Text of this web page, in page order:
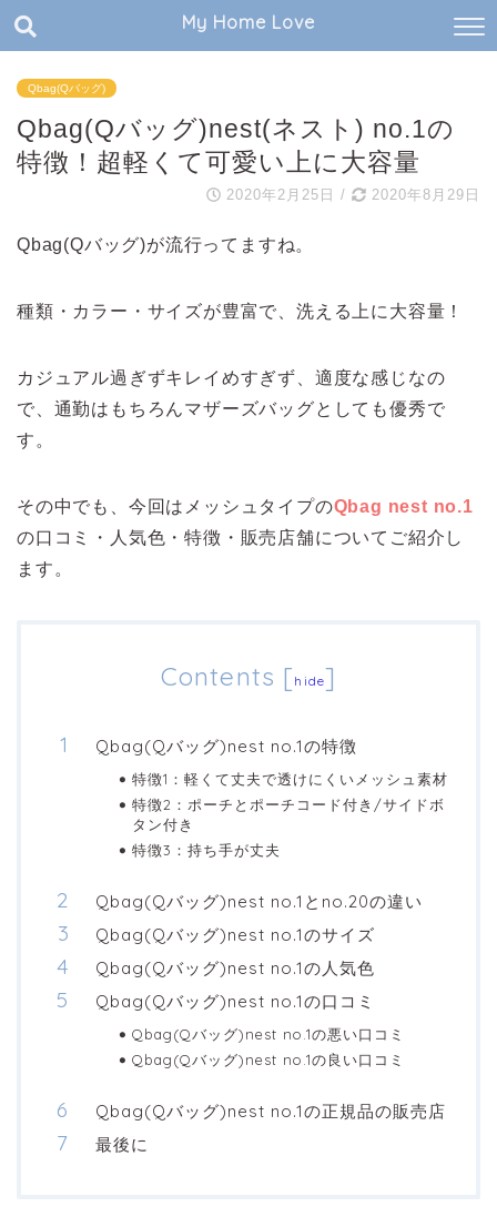
My Home Love
Qbag(Qバッグ)
Qbag(Qバッグ)nest(ネスト) no.1の
特徴！超軽くて可愛い上に大容量
2020年2月25日 / 2020年8月29日
Qbag(Qバッグ)が流行ってますね。
種類・カラー・サイズが豊富で、洗える上に大容量！
カジュアル過ぎずキレイめすぎず、適度な感じなの
で、通勤はもちろんマザーズバッグとしても優秀で
す。
その中でも、今回はメッシュタイプのQbag nest no.1
の口コミ・人気色・特徴・販売店舗についてご紹介し
ます。
Contents [ hide]
Qbag(Qバッグ)nest no.1の特徴
特徴1：軽くて丈夫で透けにくいメッシュ素材
特徴2：ポーチとポーチコード付き/サイドボ
タン付き
特徴3：持ち手が丈夫
Qbag(Qバッグ)nest no.1とno.20の違い
Qbag(Qバッグ)nest no.1のサイズ
Qbag(Qバッグ)nest no.1の人気色
Qbag(Qバッグ)nest no.1の口コミ
Qbag(Qバッグ)nest no.1の悪い口コミ
Qbag(Qバッグ)nest no.1の良い口コミ
Qbag(Qバッグ)nest no.1の正規品の販売店
最後に